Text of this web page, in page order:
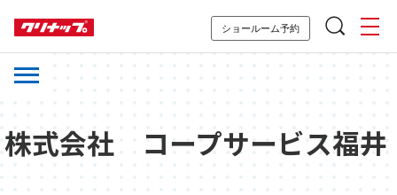
ショールーム予約
株式会社 コープサービス福井